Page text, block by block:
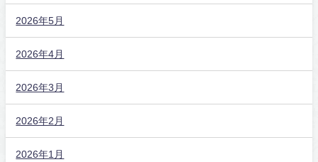
2026年5月
2026年4月
2026年3月
2026年2月
2026年1月